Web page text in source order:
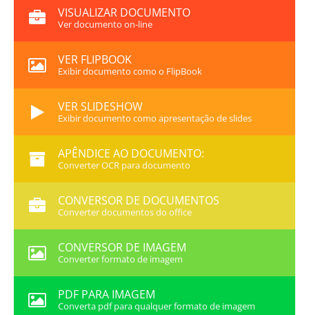
VISUALIZAR DOCUMENTO
Ver documento on-line
VER FLIPBOOK
Exibir documento como o FlipBook
VER SLIDESHOW
Exibir documento como apresentação de slides
APÊNDICE AO DOCUMENTO:
Converter OCR para documento
CONVERSOR DE DOCUMENTOS
Converter documentos do office
CONVERSOR DE IMAGEM
Converter formato de imagem
PDF PARA IMAGEM
Converta pdf para qualquer formato de imagem